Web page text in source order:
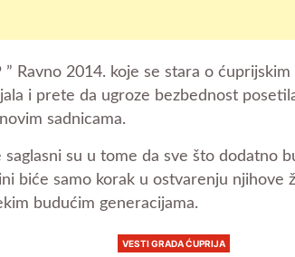
” Ravno 2014. koje se stara o
i prete da ugroze bezbednost
sadnicama.
saglasni su u tome da sve što dodatno
biće samo korak u ostvarenju njihove
budućim generacijama.
VESTI GRADA ĆUPRIJA